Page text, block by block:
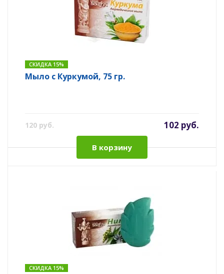
СКИДКА 15%
Мыло с Куркумой, 75 гр.
120 руб. 102 руб.
В корзину
СКИДКА 15%